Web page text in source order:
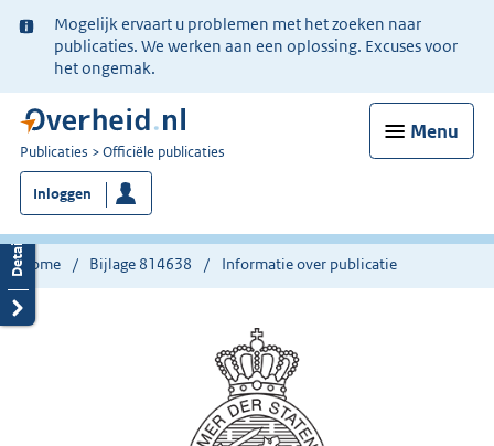
Ter
informatie:
Mogelijk ervaart u problemen met het zoeken naar
publicaties. We werken aan een oplossing. Excuses voor
het ongemak.
Menu
U
bent
nu
hier:
Publicaties Officiële publicaties
Inloggen
Home Bijlage 814638 Informatie over publicatie